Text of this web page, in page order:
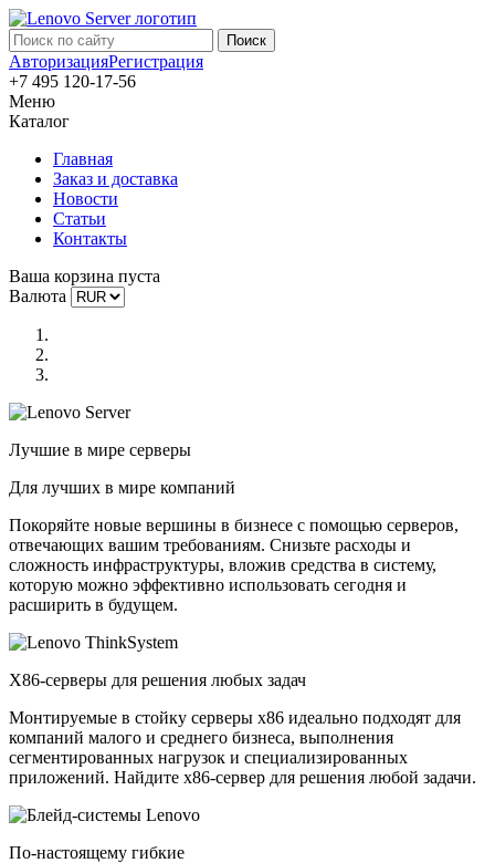
АвторизацияРегистрация
+7 495 120-17-56
Меню
Каталог
Главная
Заказ и доставка
Новости
Статьи
Контакты
Ваша корзина пуста
Валюта
Лучшие в мире серверы
Для лучших в мире компаний
Покоряйте новые вершины в бизнесе с помощью серверов,
отвечающих вашим требованиям. Снизьте расходы и
сложность инфраструктуры, вложив средства в систему,
которую можно эффективно использовать сегодня и
расширить в будущем.
X86-серверы для решения любых задач
Монтируемые в стойку серверы x86 идеально подходят для
компаний малого и среднего бизнеса, выполнения
сегментированных нагрузок и специализированных
приложений. Найдите x86-сервер для решения любой задачи.
По-настоящему гибкие